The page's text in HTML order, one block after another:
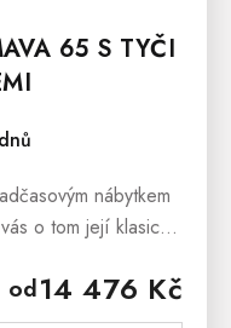
65 S TYČI
od14 476 Kč
nábytkem
o tom její klasický